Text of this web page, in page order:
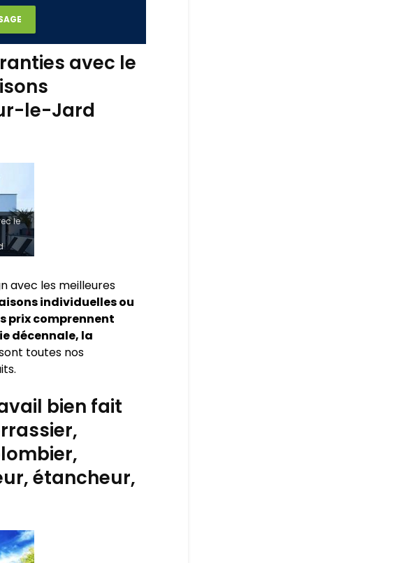
avec le
le-Jard
le
avec les meilleures
individuelles ou
prix comprennent
décennale, la
toutes nos
bien fait
étancheur,